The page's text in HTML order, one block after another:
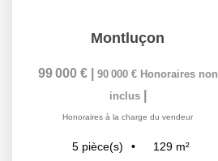
Montluçon
99 000 € 90 000 € Honoraires non
inclus
Honoraires à la charge du vendeur
5 pièce(s) 129 m²